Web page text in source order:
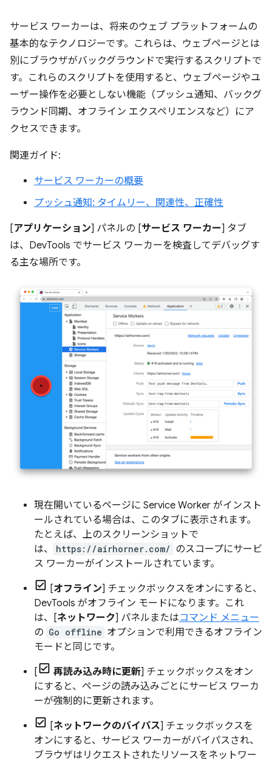
サービス ワーカーは、将来のウェブ プラットフォームの
基本的なテクノロジーです。これらは、ウェブページとは
別にブラウザがバックグラウンドで実行するスクリプトで
す。これらのスクリプトを使用すると、ウェブページやユ
ーザー操作を必要としない機能（プッシュ通知、バックグ
ラウンド同期、オフライン エクスペリエンスなど）にア
クセスできます。
関連ガイド:
サービス ワーカーの概要
プッシュ通知: タイムリー、関連性、正確性
[アプリケーション] パネルの [サービス ワーカー] タブ
は、DevTools でサービス ワーカーを検査してデバッグす
る主な場所です。
現在開いているページに Service Worker がインスト
ールされている場合は、このタブに表示されます。
たとえば、上のスクリーンショットで
は、
https://airhorner.com/ のスコープにサービ
ス ワーカーがインストールされています。
[オフライン] チェックボックスをオンにすると、
DevTools がオフライン モードになります。これ
は、[ネットワーク] パネルまたはコマンド メニュー
の Go offline オプションで利用できるオフライン
モードと同じです。
[ 再読み込み時に更新] チェックボックスをオン
にすると、ページの読み込みごとにサービス ワーカ
ーが強制的に更新されます。
[ネットワークのバイパス] チェックボックスを
オンにすると、サービス ワーカーがバイパスされ、
ブラウザはリクエストされたリソースをネットワー